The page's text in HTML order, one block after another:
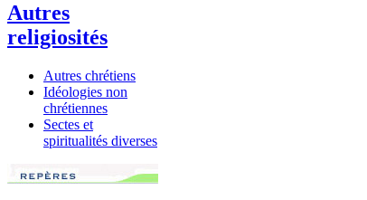
Autres
religiosités
Autres chrétiens
Idéologies non
chrétiennes
Sectes et
spiritualités diverses